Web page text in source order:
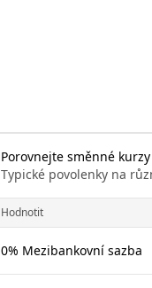
Porovnejte směnné
Typické povolenky na
Hodnotit
0% Mezibankovní sazba